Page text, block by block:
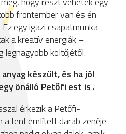
frontember van és én
egy igazi csapatmunka
a kreatív energiák –
legnagyobb költőjétől.
készült, és ha jól
önálló Petőfi est is .
érkezik a Petőfi-
a fent említett darab zenéje